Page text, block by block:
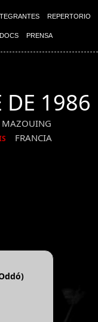
REPERTORIO
DOCS PRENSA
DE 1986
MAZOUING
FRANCIA